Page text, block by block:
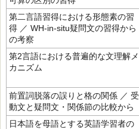
第二言語習得における形態素の習
得 ／ WH‐in‐situ疑問文の習得から
の考察
第2言語における普遍的な文理解メ
カニズム
前置詞脱落の誤りと格の関係 ／ 受
動文と疑問文・関係節の比較から
日本語を母語とする英語学習者の